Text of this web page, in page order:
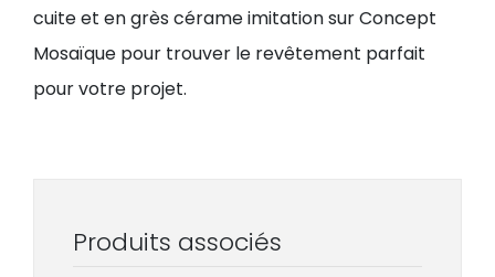
cuite et en grès cérame imitation sur Concept
Mosaïque pour trouver le revêtement parfait
pour votre projet.
Produits associés